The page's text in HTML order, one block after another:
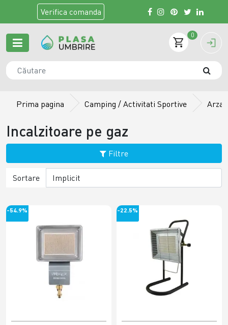
Verifica comanda
0
Prima pagina Camping / Activitati Sportive
Incalzitoare pe gaz
Filtre
Sortare
-54.9% -22.5%